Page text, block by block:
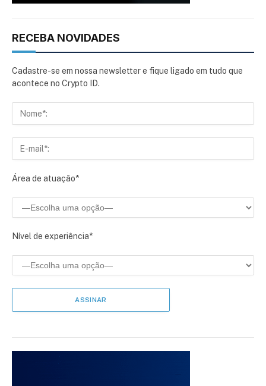
RECEBA NOVIDADES
Cadastre-se em nossa newsletter e fique ligado em tudo que
acontece no Crypto ID.
Área de atuação*
Nível de experiência*